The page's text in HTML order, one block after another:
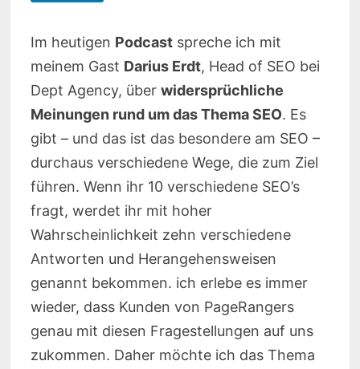
Im heutigen Podcastspreche ich mit
meinem Gast Darius Erdt, Head of SEO bei
Dept Agency, über widersprüchliche
Meinungen rund um das Thema SEO. Es
gibt – und das ist das besondere am SEO –
durchaus verschiedene Wege, die zum Ziel
führen. Wenn ihr 10 verschiedene SEO’s
fragt, werdet ihr mit hoher
Wahrscheinlichkeit zehn verschiedene
Antworten und Herangehensweisen
genannt bekommen. ich erlebe es immer
wieder, dass Kunden von PageRangers
genau mit diesen Fragestellungen auf uns
zukommen. Daher möchte ich das Thema